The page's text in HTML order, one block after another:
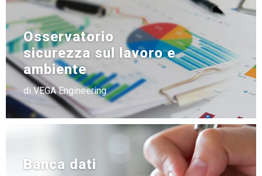
Banca dati
Osservatorio
sicurezza sul lavoro e
ambiente
di VEGA Engineering